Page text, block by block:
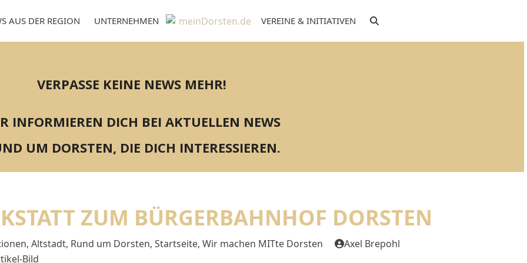
AUS DER REGION UNTERNEHMEN VEREINE & INITIATIVEN
VERPASSE KEINE NEWS MEHR!
INFORMIEREN DICH BEI AKTUELLEN NEWS
UM DORSTEN, DIE DICH INTERESSIEREN.
ZUM BÜRGERBAHNHOF DORSTEN
, Altstadt, Rund um Dorsten, Startseite, Wir machen MITte Dorsten Axel Brepohl